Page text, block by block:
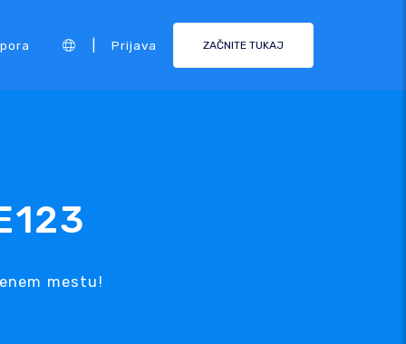
Prijava ZAČNITE TUKAJ
mestu!